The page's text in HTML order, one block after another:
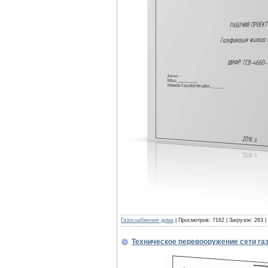
Газоснабжение дома | Просмотров: 7162 | Загрузок: 263
Техническое перевооружение сети